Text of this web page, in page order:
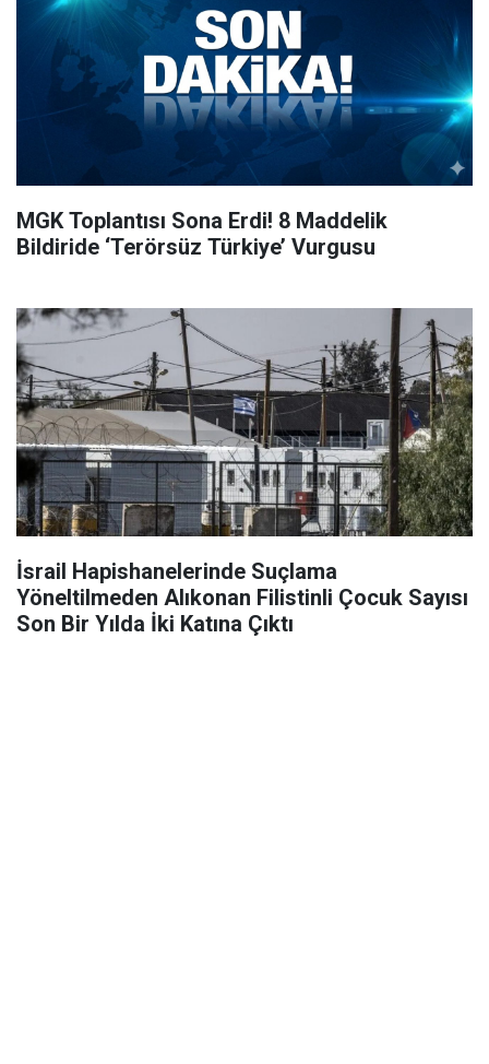
MGK Toplantısı Sona Erdi! 8 Maddelik
Bildiride ‘Terörsüz Türkiye’ Vurgusu
İsrail Hapishanelerinde Suçlama
Yöneltilmeden Alıkonan Filistinli Çocuk Sayısı
Son Bir Yılda İki Katına Çıktı